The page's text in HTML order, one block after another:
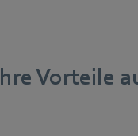
Vorteile